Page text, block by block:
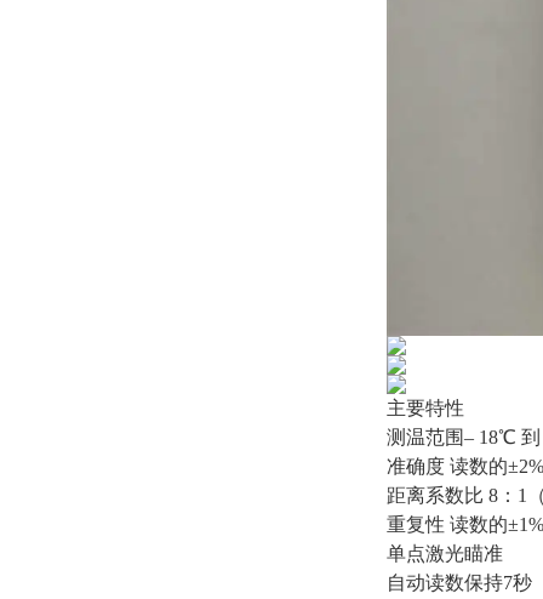
主要特性
测温范围– 18℃
准确度 读数的
距离系数比 8：1
重复性 读数的
单点激光瞄准
自动读数保持7秒